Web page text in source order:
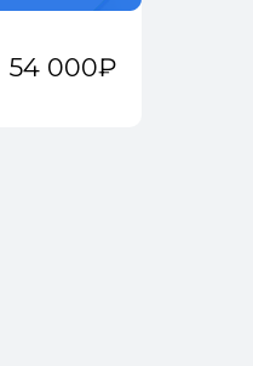
54 000₽